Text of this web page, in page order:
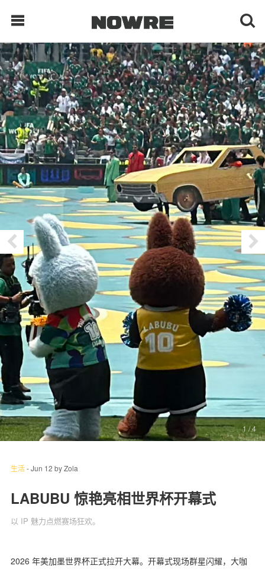
每日鲜榨
现客视点
每日栏目
时 尚
球 鞋
生 活
科 技
关于我们 联系我们
1 / 4
生活-Jun 12 byZola
LABUBU 惊艳亮相世界杯开幕式
以 IP 魅力点燃赛场狂欢。
2026 年美加墨世界杯正式拉开大幕。开幕式现场群星闪耀，大咖